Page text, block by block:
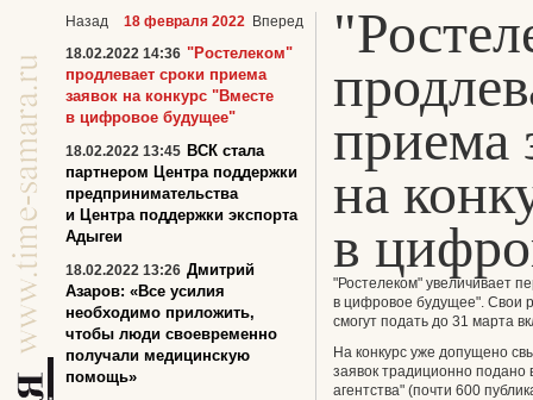
приема
на
в
"Ростелеком" увеличивает
в цифровое будущее". Свои
смогут подать до 31 марта
На конкурс уже допущено
заявок традиционно
агентства" (почти 600
Назад 18 февраля 2022 Вперед
18.02.2022 14:36 "Ростелеком"
продлевает сроки приема
заявок на конкурс "Вместе
в цифровое будущее"
18.02.2022 13:45 ВСК стала
партнером Центра поддержки
предпринимательства
и Центра поддержки экспорта
Адыгеи
18.02.2022 13:26 Дмитрий
Азаров: «Все усилия
необходимо приложить,
чтобы люди своевременно
получали медицинскую
помощь»